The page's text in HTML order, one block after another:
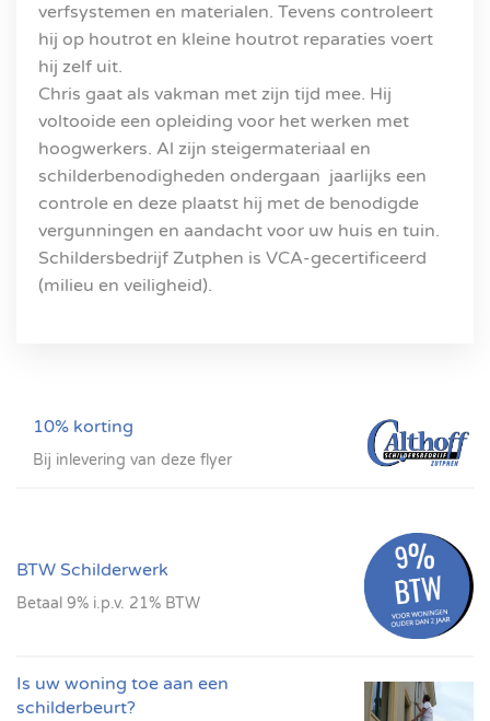
verfsystemen en materialen. Tevens controleert
hij op houtrot en kleine houtrot reparaties voert
hij zelf uit.
Chris gaat als vakman met zijn tijd mee. Hij
voltooide een opleiding voor het werken met
hoogwerkers. Al zijn steigermateriaal en
schilderbenodigheden ondergaan jaarlijks een
controle en deze plaatst hij met de benodigde
vergunningen en aandacht voor uw huis en tuin.
Schildersbedrijf Zutphen is VCA-gecertificeerd
(milieu en veiligheid).
10% korting
Bij inlevering van deze flyer
BTW Schilderwerk
Betaal 9% i.p.v. 21% BTW
Is uw woning toe aan een
schilderbeurt?